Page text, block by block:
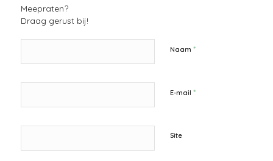
Meepraten?
Draag gerust bij!
Naam *
E-mail *
Site